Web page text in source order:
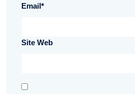
Email*
Site Web